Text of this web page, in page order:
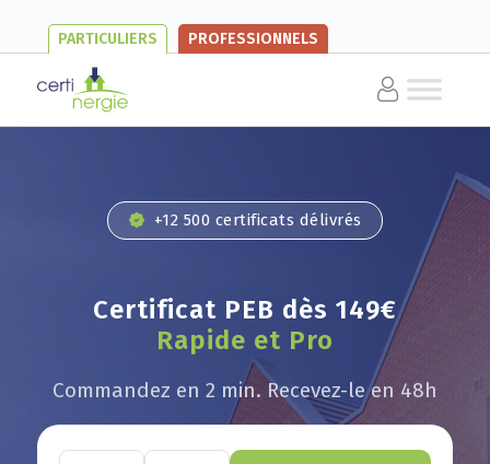
PARTICULIERS PROFESSIONNELS
+12 500 certificats délivrés
Certificat PEB dès 149€
Rapide et Pro
Commandez en 2 min. Recevez-le en 48h